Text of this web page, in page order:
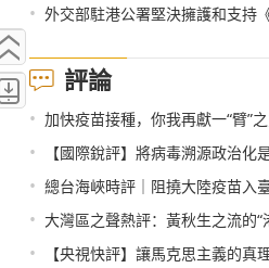
• 外交部駐港公署堅決擁護和支持《中華人
評論
• 加快疫苗接種，你我再獻一“臂”之
• 【國際銳評】將病毒溯源政治化
• 總台海峽時評｜阻撓大陸疫苗入臺 民
• 大灣區之聲熱評：黃秋生之流的“港獨”
• 【央視快評】讓馬克思主義的真理